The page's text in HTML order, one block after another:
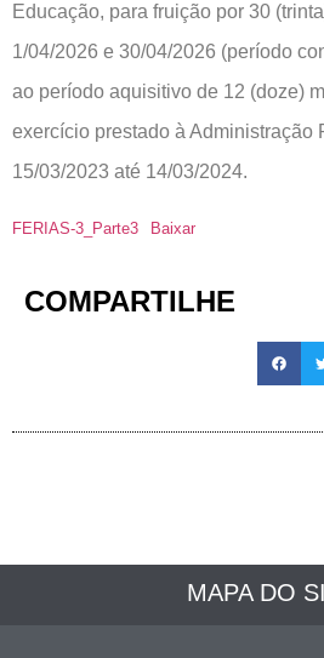
Educação, para fruição por 30
1/04/2026 e 30/04/2026 (período
ao período aquisitivo de 12 (doze)
exercício prestado à Administração
15/03/2023 até 14/03/2024.
FERIAS-3_Parte3 Baixar
COMPARTILHE
MAPA DO